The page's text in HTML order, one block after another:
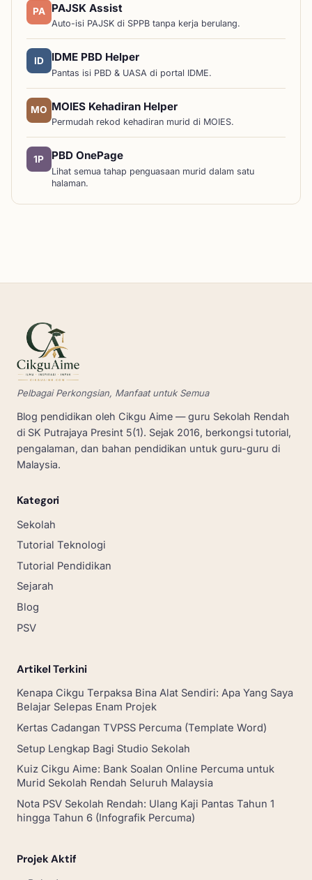
PA PAJSK Assist
Auto-isi PAJSK di SPPB tanpa kerja berulang.
ID IDME PBD Helper
Pantas isi PBD & UASA di portal IDME.
MO MOIES Kehadiran Helper
Permudah rekod kehadiran murid di MOIES.
1P PBD OnePage
Lihat semua tahap penguasaan murid dalam satu
halaman.
Pelbagai Perkongsian, Manfaat untuk Semua
Blog pendidikan oleh Cikgu Aime — guru Sekolah Rendah
di SK Putrajaya Presint 5(1). Sejak 2016, berkongsi tutorial,
pengalaman, dan bahan pendidikan untuk guru-guru di
Malaysia.
Kategori
Sekolah
Tutorial Teknologi
Tutorial Pendidikan
Sejarah
Blog
PSV
Artikel Terkini
Kenapa Cikgu Terpaksa Bina Alat Sendiri: Apa Yang Saya
Belajar Selepas Enam Projek
Kertas Cadangan TVPSS Percuma (Template Word)
Setup Lengkap Bagi Studio Sekolah
Kuiz Cikgu Aime: Bank Soalan Online Percuma untuk
Murid Sekolah Rendah Seluruh Malaysia
Nota PSV Sekolah Rendah: Ulang Kaji Pantas Tahun 1
hingga Tahun 6 (Infografik Percuma)
Projek Aktif